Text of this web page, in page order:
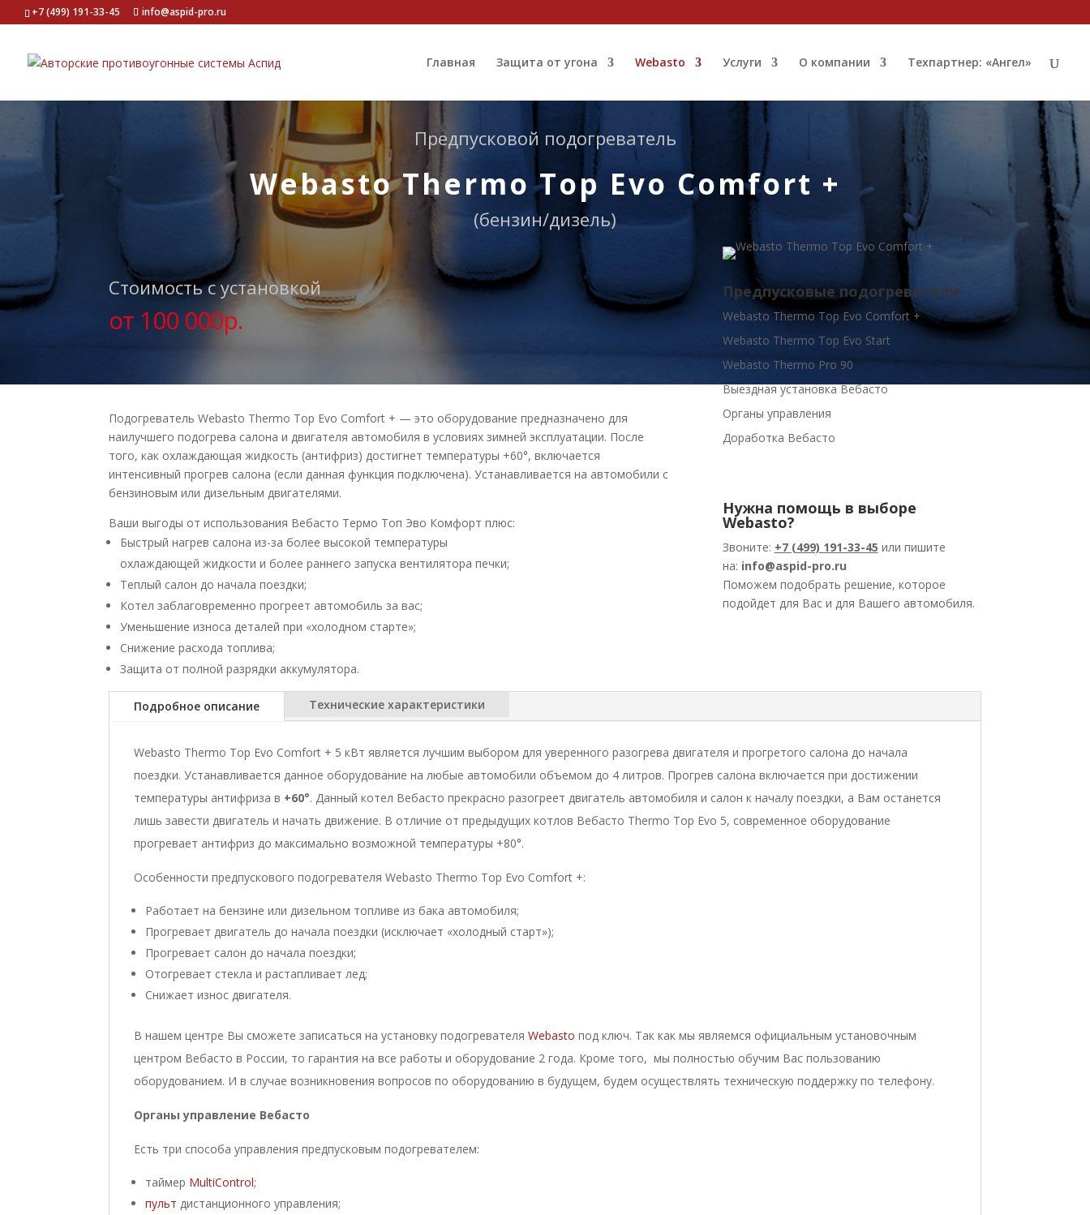
+7 (499) 191-33-45 info@aspid-pro.ru
Главная Защита от угона Webasto Услуги О компании Техпартнер: «Ангел»
Предпусковой подогреватель
Webasto Thermo Top Evo Comfort +
(бензин/дизель)
Стоимость с установкой
от 100 000р.
Подогреватель Webasto Thermo Top Evo Comfort + — это оборудование предназначено для
наилучшего подогрева салона и двигателя автомобиля в условиях зимней эксплуатации. После
того, как охлаждающая жидкость (антифриз) достигнет температуры +60°, включается
интенсивный прогрев салона (если данная функция подключена). Устанавливается на автомобили с
бензиновым или дизельным двигателями.
Ваши выгоды от использования Вебасто Термо Топ Эво Комфорт плюс:
Быстрый нагрев салона из-за более высокой температуры
охлаждающей жидкости и более раннего запуска вентилятора печки;
Теплый салон до начала поездки;
Котел заблаговременно прогреет автомобиль за вас;
Уменьшение износа деталей при «холодном старте»;
Снижение расхода топлива;
Защита от полной разрядки аккумулятора.
Предпусковые подогреватели
Webasto Thermo Top Evo Comfort +
Webasto Thermo Top Evo Start
Webasto Thermo Pro 90
Выездная установка Вебасто
Органы управления
Доработка Вебасто
Нужна помощь в выборе
Webasto?
Звоните: +7 (499) 191-33-45 или пишите
на: info@aspid-pro.ru
Поможем подобрать решение, которое
подойдет для Вас и для Вашего автомобиля.
Подробное описание Технические характеристики
Webasto Thermo Top Evo Comfort + 5 кВт является лучшим выбором для уверенного разогрева двигателя и прогретого салона до начала
поездки. Устанавливается данное оборудование на любые автомобили объемом до 4 литров. Прогрев салона включается при достижении
температуры антифриза в +60°. Данный котел Вебасто прекрасно разогреет двигатель автомобиля и салон к началу поездки, а Вам останется
лишь завести двигатель и начать движение. В отличие от предыдущих котлов Вебасто Thermo Top Evo 5, современное оборудование
прогревает антифриз до максимально возможной температуры +80°.
Особенности предпускового подогревателя Webasto Thermo Top Evo Comfort +:
Работает на бензине или дизельном топливе из бака автомобиля;
Прогревает двигатель до начала поездки (исключает «холодный старт»);
Прогревает салон до начала поездки;
Отогревает стекла и растапливает лед;
Снижает износ двигателя.
В нашем центре Вы сможете записаться на установку подогревателяWebasto под ключ. Так как мы являемся официальным установочным
центром Вебасто в России, то гарантия на все работы и оборудование 2 года. Кроме того, мы полностью обучим Вас пользованию
оборудованием. И в случае возникновения вопросов по оборудованию в будущем, будем осуществлять техническую поддержку по телефону.
Органы управление Вебасто
Есть три способа управления предпусковым подогревателем:
таймер MultiControl;
пульт дистанционного управления;